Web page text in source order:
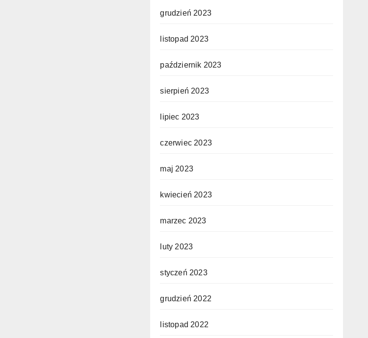
grudzień 2023
listopad 2023
październik 2023
sierpień 2023
lipiec 2023
czerwiec 2023
maj 2023
kwiecień 2023
marzec 2023
luty 2023
styczeń 2023
grudzień 2022
listopad 2022